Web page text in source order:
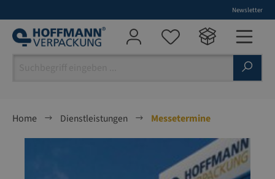
Newsletter
Home Dienstleistungen Messetermine